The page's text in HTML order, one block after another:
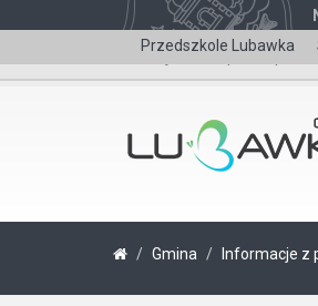
Przedszkole Lubawka
Wersja dla
Gmina Informacje z